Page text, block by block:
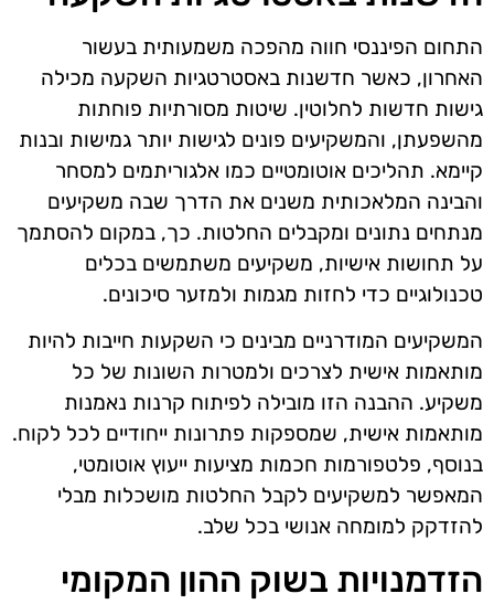
התחום הפיננסי חווה מהפכה משמעותית בעשור
האחרון, כאשר חדשנות באסטרטגיות השקעה מכילה
גישות חדשות לחלוטין. שיטות מסורתיות פוחתות
מהשפעתן, והמשקיעים פונים לגישות יותר גמישות ובנות
קיימא. תהליכים אוטומטיים כמו אלגוריתמים למסחר
והבינה המלאכותית משנים את הדרך שבה משקיעים
מנתחים נתונים ומקבלים החלטות. כך, במקום להסתמך
על תחושות אישיות, משקיעים משתמשים בכלים
טכנולוגיים כדי לחזות מגמות ולמזער סיכונים.
המשקיעים המודרניים מבינים כי השקעות חייבות להיות
מותאמות אישית לצרכים ולמטרות השונות של כל
משקיע. ההבנה הזו מובילה לפיתוח קרנות נאמנות
מותאמות אישית, שמספקות פתרונות ייחודיים לכל לקוח.
בנוסף, פלטפורמות חכמות מציעות ייעוץ אוטומטי,
המאפשר למשקיעים לקבל החלטות מושכלות מבלי
להזדקק למומחה אנושי בכל שלב.
הזדמנויות בשוק ההון המקומי